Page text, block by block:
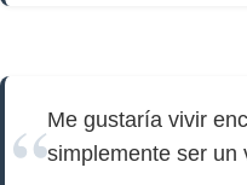
Me gustaría vivir
simplemente ser un